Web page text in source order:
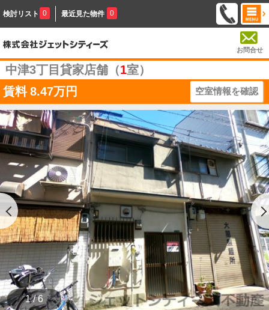
検討リスト 0 最近見た物件 0
お問合せ
中津3丁目貸家店舗（1室）
賃料 8.47万円 空室情報を確認
1 / 6